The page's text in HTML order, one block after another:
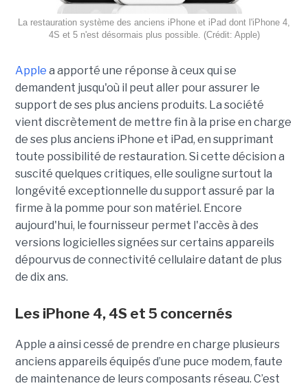
La restauration système des anciens iPhone et iPad dont l'iPhone 4,
4S et 5 n'est désormais plus possible. (Crédit: Apple)
Apple a apporté une réponse à ceux qui se
demandent jusqu'où il peut aller pour assurer le
support de ses plus anciens produits. La société
vient discrètement de mettre fin à la prise en charge
de ses plus anciens iPhone et iPad, en supprimant
toute possibilité de restauration. Si cette décision a
suscité quelques critiques, elle souligne surtout la
longévité exceptionnelle du support assuré par la
firme à la pomme pour son matériel. Encore
aujourd'hui, le fournisseur permet l'accès à des
versions logicielles signées sur certains appareils
dépourvus de connectivité cellulaire datant de plus
de dix ans.
Les iPhone 4, 4S et 5 concernés
Apple a ainsi cessé de prendre en charge plusieurs
anciens appareils équipés d’une puce modem, faute
de maintenance de leurs composants réseau. C’est